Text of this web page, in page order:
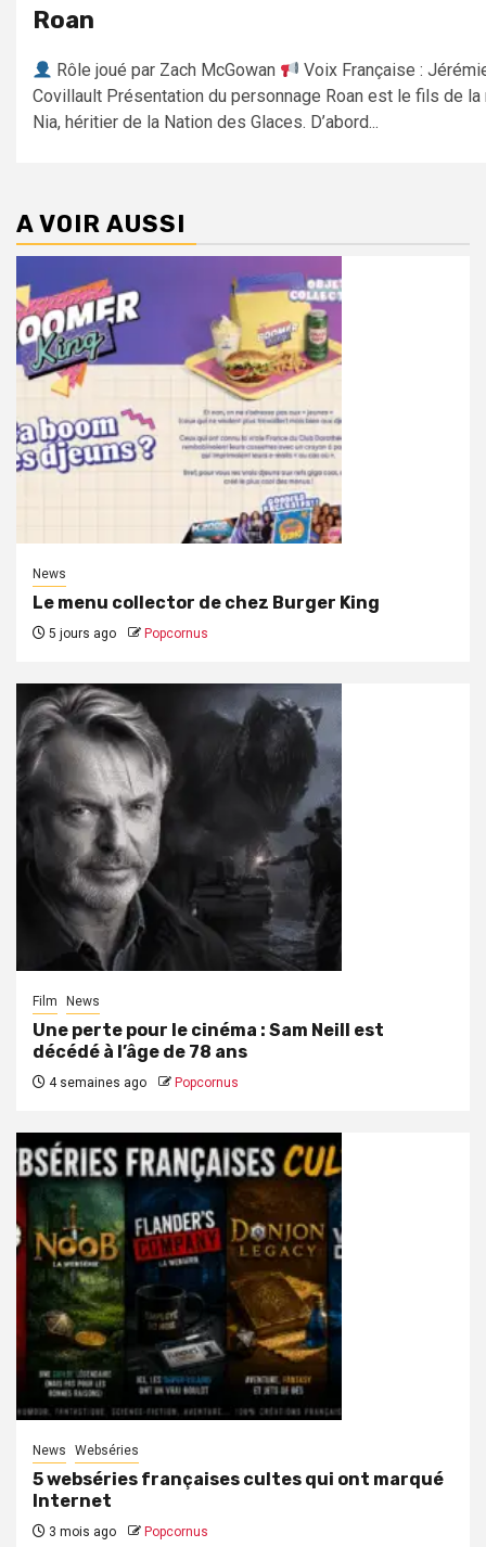
Roan
Rôle joué par Zach McGowan
Voix Française :
Covillault Présentation du personnage Roan est le fils de la
Nia, héritier de la Nation des Glaces. D’abord...
A VOIR AUSSI
News
Le menu collector de chez Burger King
5 jours ago Popcornus
Film News
Une perte pour le cinéma : Sam Neill est
décédé à l’âge de 78 ans
4 semaines ago Popcornus
News Webséries
5 webséries françaises cultes qui ont marqué
Internet
3 mois ago Popcornus